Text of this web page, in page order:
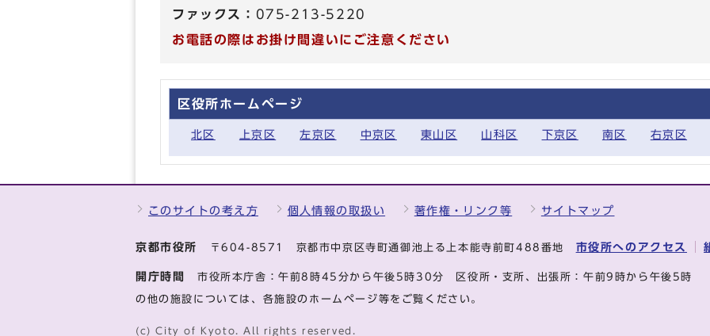
ファックス： 075-213-5220
お電話の際はお掛け間違いにご注意ください
区役所ホームページ
北区 上京区 左京区 中京区 東山区 山科区 下京区 南区 右京区
このサイトの考え方 個人情報の取扱い 著作権・リンク等 サイトマップ
京都市役所 〒604-8571 京都市中京区寺町通御池上る上本能寺前町488番地 市役所へのアクセス
開庁時間 市役所本庁舎：午前8時45分から午後5時30分 区役所・支所、出張所：午前9時から午後5時
の他の施設については、各施設のホームページ等をご覧ください。
(c) City of Kyoto. All rights reserved.